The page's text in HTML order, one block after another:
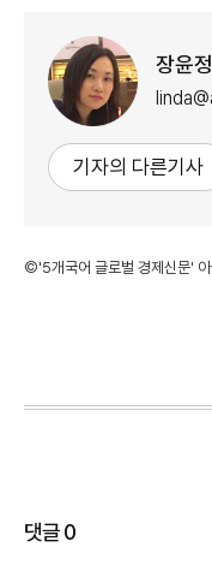
장윤
기자의 다른기사
©'5개국어 글로벌 경제신문' 아
댓글0